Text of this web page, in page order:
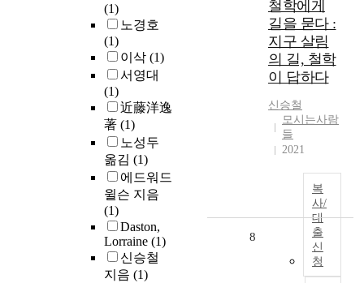
(1)
노경호
(1)
이삭 (1)
서영대
(1)
近藤洋逸
著 (1)
노성두
옮김 (1)
에드워드
윌슨 지음
(1)
Daston,
Lorraine (1)
신승철
지음 (1)
철학에게
길을 묻다 :
지구 살림
의 길, 철학
이 답하다
신승철
모시는사람
들
2021
복
사/
대
출
신
청
8